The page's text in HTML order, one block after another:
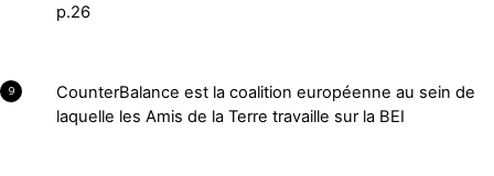
p.26
9
CounterBalance est la coalition européenne au sein de
laquelle les Amis de la Terre travaille sur la BEI